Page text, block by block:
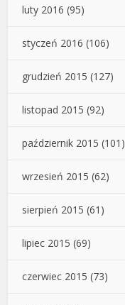
luty 2016 (95)
styczeń 2016 (106)
grudzień 2015 (127)
listopad 2015 (92)
październik 2015 (101)
wrzesień 2015 (62)
sierpień 2015 (61)
lipiec 2015 (69)
czerwiec 2015 (73)